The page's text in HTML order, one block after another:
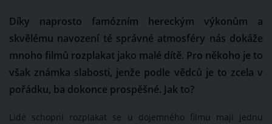
Díky naprosto famózním hereckým výkonům a
skvělému navození té správné atmosféry nás dokáže
mnoho filmů rozplakat jako malé dítě. Pro někoho je to
však známka slabosti, jenže podle vědců je to zcela v
pořádku, ba dokonce prospěšné. Jak to?
Lidé schopní rozplakat se u dojemného filmu mají jednu